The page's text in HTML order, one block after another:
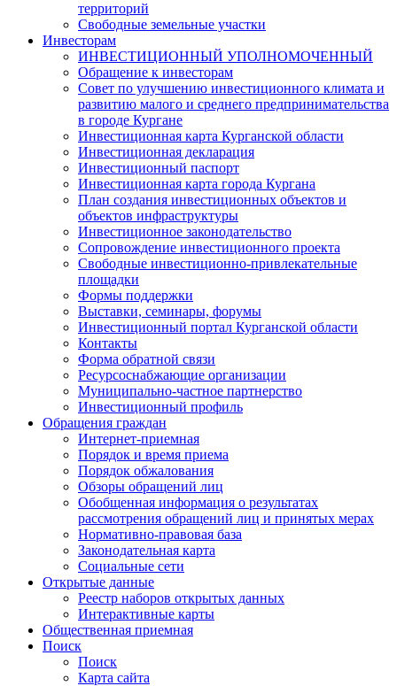
территорий
Свободные земельные участки
Инвесторам
ИНВЕСТИЦИОННЫЙ УПОЛНОМОЧЕННЫЙ
Обращение к инвесторам
Совет по улучшению инвестиционного климата и
развитию малого и среднего предпринимательства
в городе Кургане
Инвестиционная карта Курганской области
Инвестиционная декларация
Инвестиционный паспорт
Инвестиционная карта города Кургана
План создания инвестиционных объектов и
объектов инфраструктуры
Инвестиционное законодательство
Сопровождение инвестиционного проекта
Свободные инвестиционно-привлекательные
площадки
Формы поддержки
Выставки, семинары, форумы
Инвестиционный портал Курганской области
Контакты
Форма обратной связи
Ресурсоснабжающие организации
Муниципально-частное партнерство
Инвестиционный профиль
Обращения граждан
Интернет-приемная
Порядок и время приема
Порядок обжалования
Обзоры обращений лиц
Обобщенная информация о результатах
рассмотрения обращений лиц и принятых мерах
Нормативно-правовая база
Законодательная карта
Социальные сети
Открытые данные
Реестр наборов открытых данных
Интерактивные карты
Общественная приемная
Поиск
Поиск
Карта сайта